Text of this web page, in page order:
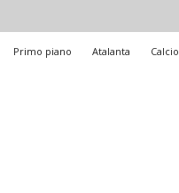
Primo piano Atalanta Calcio